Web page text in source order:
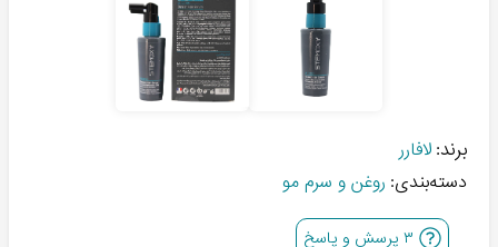
برند: لافارر
دسته‌بندی: روغن و سرم مو
۳ پرسش و پاسخ